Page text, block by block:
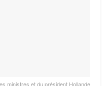
ministres et du président Hollande